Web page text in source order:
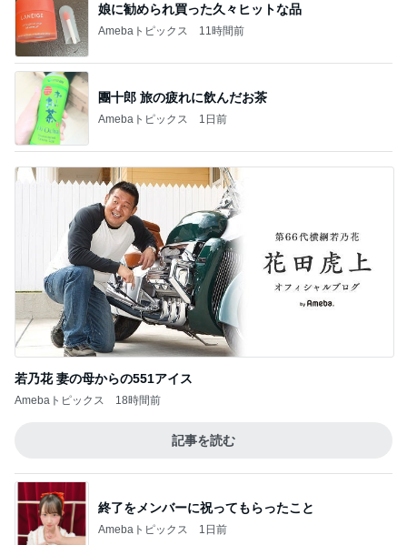
娘に勧められ買った久々ヒットな品
Amebaトピックス 11時間前
團十郎 旅の疲れに飲んだお茶
Amebaトピックス 1日前
若乃花 妻の母からの551アイス
Amebaトピックス 18時間前
記事を読む
終了をメンバーに祝ってもらったこと
Amebaトピックス 1日前